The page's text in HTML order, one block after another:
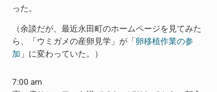
った。
（余談だが、最近永田町のホームページを見てみた
ら、「ウミガメの産卵見学」が「 卵移植作業の参
加 」に変わっていた。）
7:00 am